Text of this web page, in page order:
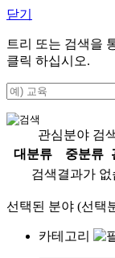
닫기
트리 또는 검색을
클릭 하십시오.
관심분야 검
대분류
중분류
검색결과가 없
선택된 분야 (선택
카테고리